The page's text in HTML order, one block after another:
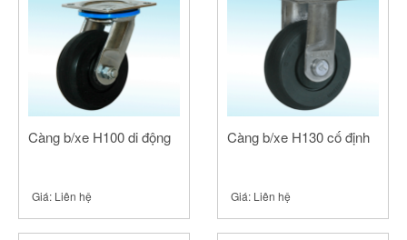
Càng b/xe H100 di động
Giá: Liên hệ
Càng b/xe H130 cố định
Giá: Liên hệ